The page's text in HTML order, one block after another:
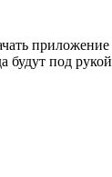
приложение
будут под рукой